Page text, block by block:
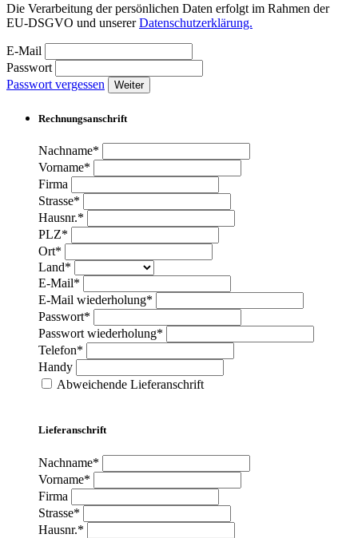
Die Verarbeitung der persönlichen Daten erfolgt im Rahmen der
EU-DSGVO und unsererDatenschutzerklärung.
E-Mail
Passwort
Passwort vergessen
Weiter
Rechnungsanschrift
Nachname*
Vorname*
Firma
Strasse*
Hausnr.*
PLZ*
Ort*
Land*
E-Mail*
E-Mail wiederholung*
Passwort*
Passwort wiederholung*
Telefon*
Handy
Abweichende Lieferanschrift
Lieferanschrift
Nachname*
Vorname*
Firma
Strasse*
Hausnr.*